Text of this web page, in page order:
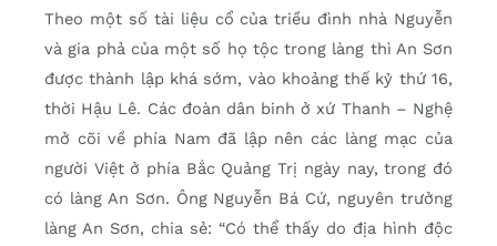
Theo một số tài liệu cổ của triều đình nhà Nguyễn
và gia phả của một số họ tộc trong làng thì An Sơn
được thành lập khá sớm, vào khoảng thế kỷ thứ 16,
thời Hậu Lê. Các đoàn dân binh ở xứ Thanh – Nghệ
mở cõi về phía Nam đã lập nên các làng mạc của
người Việt ở phía Bắc Quảng Trị ngày nay, trong đó
có làng An Sơn. Ông Nguyễn Bá Cứ, nguyên trưởng
làng An Sơn, chia sẻ: “Có thể thấy do địa hình độc